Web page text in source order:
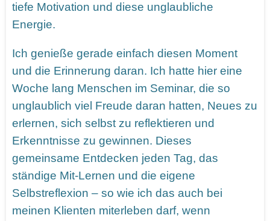
tiefe Motivation und diese unglaubliche
Energie.
Ich genieße gerade einfach diesen Moment
und die Erinnerung daran. Ich hatte hier eine
Woche lang Menschen im Seminar, die so
unglaublich viel Freude daran hatten, Neues zu
erlernen, sich selbst zu reflektieren und
Erkenntnisse zu gewinnen. Dieses
gemeinsame Entdecken jeden Tag, das
ständige Mit-Lernen und die eigene
Selbstreflexion – so wie ich das auch bei
meinen Klienten miterleben darf, wenn